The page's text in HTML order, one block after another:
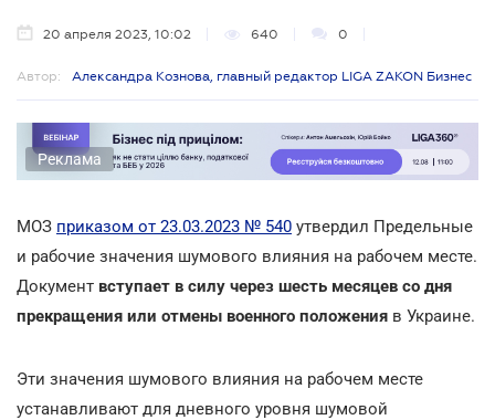
20 апреля 2023, 10:02 640 0
Автор: Александра Кознова, главный редактор LIGA ZAKON Бизнес
Реклама
МОЗ приказом от 23.03.2023 № 540 утвердил Предельные
и рабочие значения шумового влияния на рабочем месте.
Документ вступает в силу через шесть месяцев со дня
прекращения или отмены военного положения в Украине.
Эти значения шумового влияния на рабочем месте
устанавливают для дневного уровня шумовой